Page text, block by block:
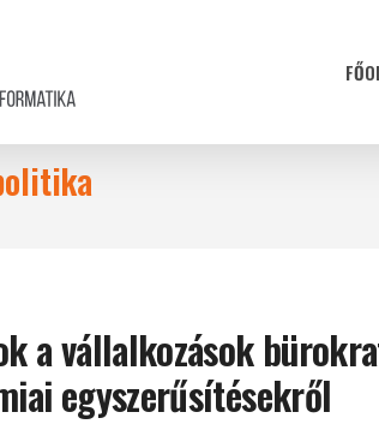
a vállalkozások
egyszerűsítésekről